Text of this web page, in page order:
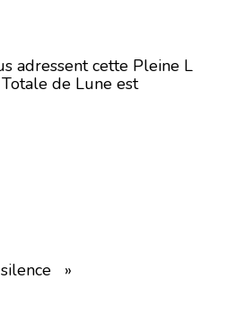
adressent cette Pleine L
de Lune est
silence »